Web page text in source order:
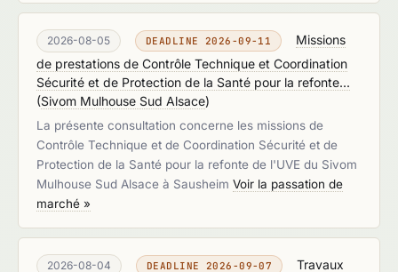
2026-08-05 DEADLINE 2026-09-11
Missions
de prestations de Contrôle Technique et Coordination
Sécurité et de Protection de la Santé pour la refonte...
(Sivom Mulhouse Sud Alsace)
La présente consultation concerne les missions de
Contrôle Technique et de Coordination Sécurité et de
Protection de la Santé pour la refonte de l'UVE du Sivom
Mulhouse Sud Alsace à Sausheim Voir la passation de
marché »
2026-08-04 DEADLINE 2026-09-07
Travaux